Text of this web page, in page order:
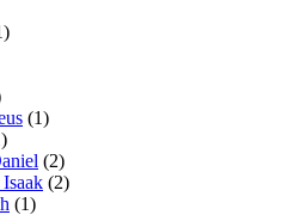
(1)
(2)
(2)
(1)